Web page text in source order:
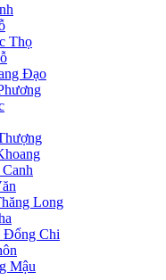
Thọ
Đạo
Long
Đổng Chi
Mậu